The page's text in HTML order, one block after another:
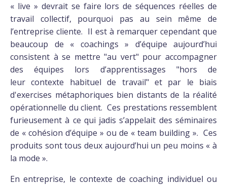
« live » devrait se faire lors de séquences réelles de
travail collectif, pourquoi pas au sein même de
l’entreprise cliente. Il est à remarquer cependant que
beaucoup de « coachings » d’équipe aujourd’hui
consistent à se mettre "au vert" pour accompagner
des équipes lors d’apprentissages "hors de
leur contexte habituel de travail" et par le biais
d'exercises métaphoriques bien distants de la réalité
opérationnelle du client. Ces prestations ressemblent
furieusement à ce qui jadis s’appelait des séminaires
de « cohésion d’équipe » ou de « team building ». Ces
produits sont tous deux aujourd’hui un peu moins « à
la mode ».
En entreprise, le contexte de coaching individuel ou